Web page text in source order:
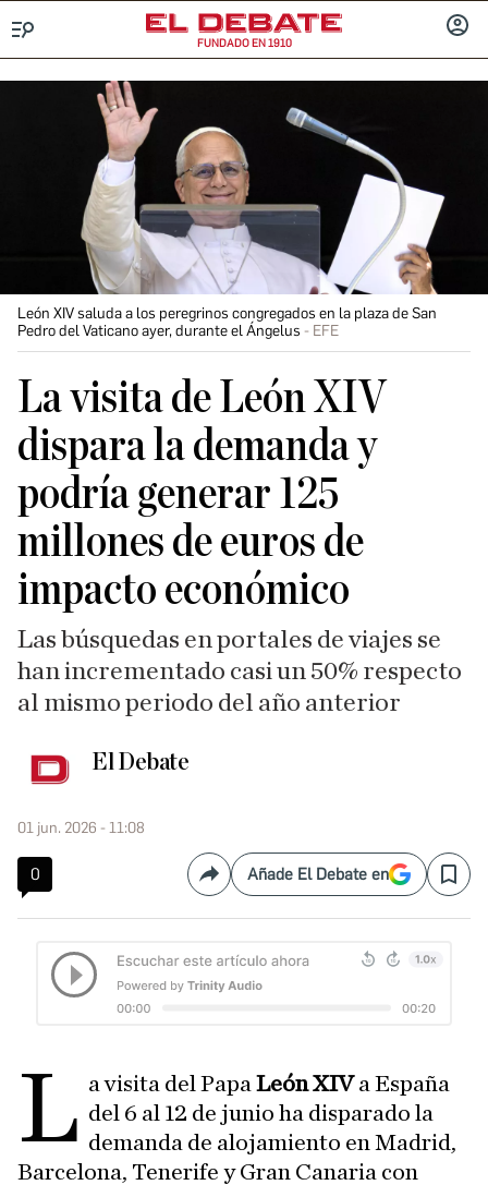
FUNDADO EN 1910
León XIV saluda a los peregrinos congregados en la plaza de San
Pedro del Vaticano ayer, durante el Ángelus
EFE
La visita de León XIV
dispara la demanda y
podría generar 125
millones de euros de
impacto económico
Las búsquedas en portales de viajes se
han incrementado casi un 50% respecto
al mismo periodo del año anterior
El Debate
01 jun. 2026 - 11:08
0 CompartirAñade El Debate en Save
L a visita del PapaLeón XIVa España
del 6 al 12 de junio ha disparado la
demanda de alojamiento en Madrid,
Barcelona, Tenerife y Gran Canaria con